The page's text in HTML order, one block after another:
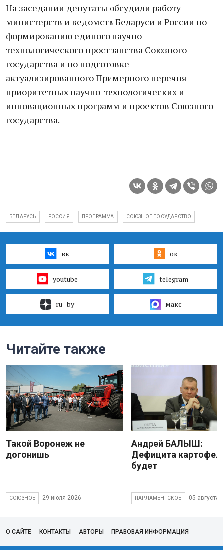
На заседании депутаты обсудили работу
министерств и ведомств Беларуси и России по
формированию единого научно-
технологического пространства Союзного
государства и по подготовке
актуализированного Примерного перечня
приоритетных научно-технологических и
инновационных программ и проектов Союзного
государства.
БЕЛАРУСЬ РОССИЯ ПРОГРАММА СОЮЗНОЕ ГОСУДАРСТВО
вк ок
youtube telegram
ru–by макс
Читайте также
Такой Воронеж не
догонишь
СОЮЗНОЕ 29 июля 2026
Андрей БАЛЫШ:
Дефицита
будет
ПАРЛАМЕНТСКОЕ 05 августа
О САЙТЕ КОНТАКТЫ АВТОРЫ ПРАВОВАЯ ИНФОРМАЦИЯ